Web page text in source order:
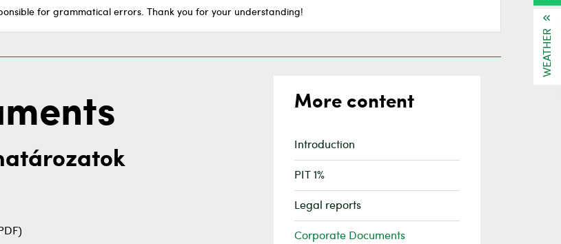
for grammatical errors. Thank you for your understanding!
More content
Introduction
PIT 1%
Legal reports
Corporate Documents
WEATHER